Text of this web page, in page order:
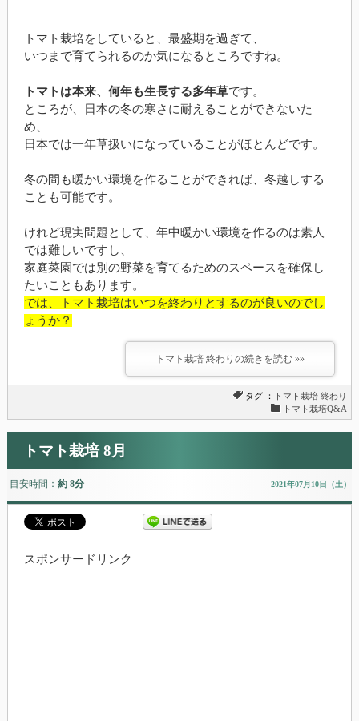
トマト栽培をしていると、最盛期を過ぎて、
いつまで育てられるのか気になるところですね。
トマトは本来、何年も生長する多年草です。
ところが、日本の冬の寒さに耐えることができないた
め、
日本では一年草扱いになっていることがほとんどです。
冬の間も暖かい環境を作ることができれば、冬越しする
ことも可能です。
けれど現実問題として、年中暖かい環境を作るのは素人
では難しいですし、
家庭菜園では別の野菜を育てるためのスペースを確保し
たいこともあります。
では、トマト栽培はいつを終わりとするのが良いのでし
ょうか？
トマト栽培 終わりの続きを読む »»
タグ ： トマト栽培 終わり
トマト栽培Q&A
トマト栽培 8月
目安時間： 約 8分 2021年07月10日（土）
スポンサードリンク